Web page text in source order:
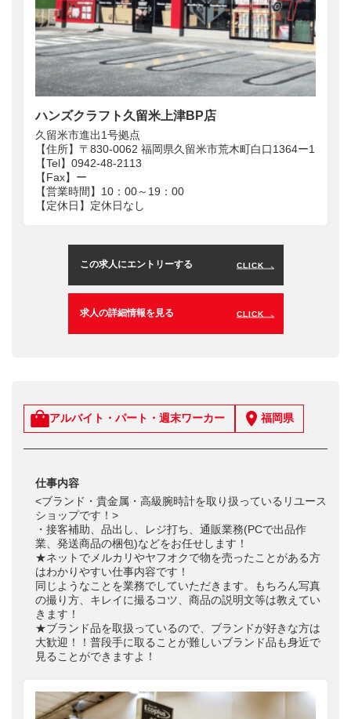
ハンズクラフト久留米上津BP店
久留米市進出1号拠点
【住所】〒830-0062 福岡県久留米市荒木町白口1364ー1
【Tel】0942-48-2113
【Fax】ー
【営業時間】10：00～19：00
【定休日】定休日なし
この求人にエントリーする CLICK
求人の詳細情報を見る CLICK
アルバイト・パート・週末ワーカー 福岡県
仕事内容
<ブランド・貴金属・高級腕時計を取り扱っているリユース
ショップです！>
・接客補助、品出し、レジ打ち、通販業務(PCで出品作
業、発送商品の梱包)などをお任せします！
★ネットでメルカリやヤフオクで物を売ったことがある方
はわかりやすい仕事内容です！
同じようなことを業務でしていただきます。もちろん写真
の撮り方、キレイに撮るコツ、商品の説明文等は教えてい
きます！
★ブランド品を取扱っているので、ブランドが好きな方は
大歓迎！！普段手に取ることが難しいブランド品も身近で
見ることができますよ！